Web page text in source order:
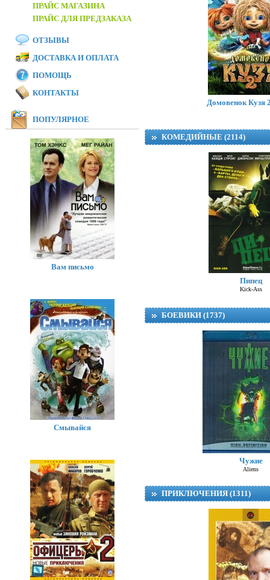
Модная братва
I Love Boosters
Домовенок Кузя
КОМЕДИЙНЫЕ (2114)
Пипец
Kick-Ass
БОЕВИКИ (1737)
Чужие
Aliens
ПРИКЛЮЧЕНИЯ (1311)
ПРАЙС МАГАЗИНА
ПРАЙС ДЛЯ ПРЕДЗАКАЗА
ОТЗЫВЫ
ДОСТАВКА И ОПЛАТА
ПОМОЩЬ
КОНТАКТЫ
ПОПУЛЯРНОЕ
Вам письмо
Смывайся